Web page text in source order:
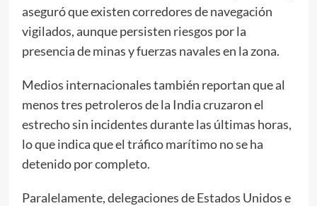
aseguró que existen corredores de navegación
vigilados, aunque persisten riesgos por la
presencia de minas y fuerzas navales en la zona.
Medios internacionales también reportan que al
menos tres petroleros de la India cruzaron el
estrecho sin incidentes durante las últimas horas,
lo que indica que el tráfico marítimo no se ha
detenido por completo.
Paralelamente, delegaciones de Estados Unidos e